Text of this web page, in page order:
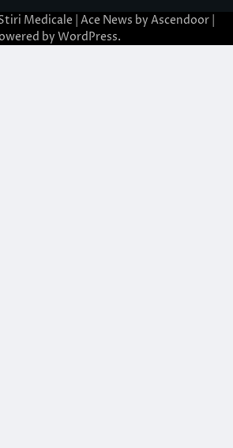
Medicale | Ace News by Ascendoor
by WordPress.